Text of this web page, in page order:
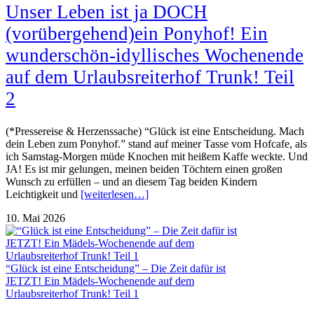
Unser Leben ist ja DOCH
(vorübergehend)ein Ponyhof! Ein
wunderschön-idyllisches Wochenende
auf dem Urlaubsreiterhof Trunk! Teil
2
(*Pressereise & Herzenssache) “Glück ist eine Entscheidung. Mach
dein Leben zum Ponyhof.” stand auf meiner Tasse vom Hofcafe, als
ich Samstag-Morgen müde Knochen mit heißem Kaffe weckte. Und
JA! Es ist mir gelungen, meinen beiden Töchtern einen großen
Wunsch zu erfüllen – und an diesem Tag beiden Kindern
Leichtigkeit und [weiterlesen…]
10. Mai 2026
“Glück ist eine Entscheidung” – Die Zeit dafür ist
JETZT! Ein Mädels-Wochenende auf dem
Urlaubsreiterhof Trunk! Teil 1